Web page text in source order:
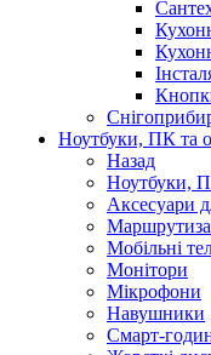
Ноутбуки, ПК та
Назад
Ноутбуки,
Аксесуари
Мобільні
Монітори
Мікрофони
Навушники
Смарт-